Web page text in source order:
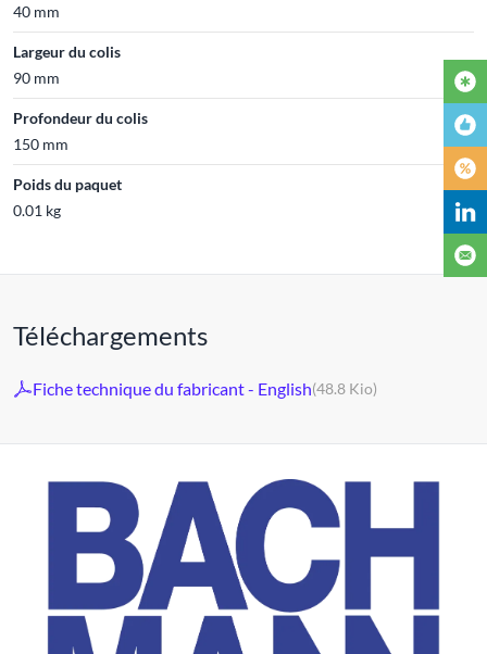
40 mm
Largeur du colis
90 mm
Profondeur du colis
150 mm
Poids du paquet
0.01 kg
Téléchargements
Fiche technique du fabricant - English(48.8 Kio)